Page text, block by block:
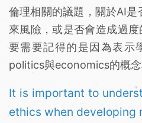
倫理相關的議題，關於AI
來風險，或是否會造成過
要需要記得的是因為表示
politics與economics的概念
It is important to
ethics when developing